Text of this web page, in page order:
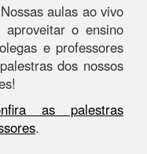
aulas ao vivo
o ensino
e professores
dos nossos
as palestras
.